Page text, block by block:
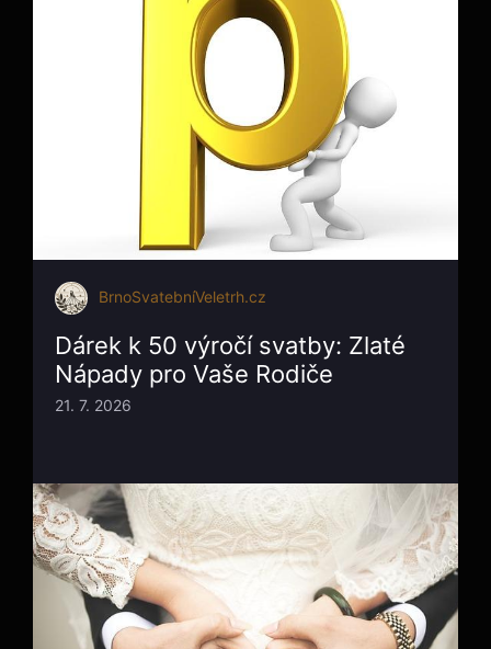
BrnoSvatebníVeletrh.cz
Dárek k 50 výročí svatby: Zlaté
Nápady pro Vaše Rodiče
21. 7. 2026